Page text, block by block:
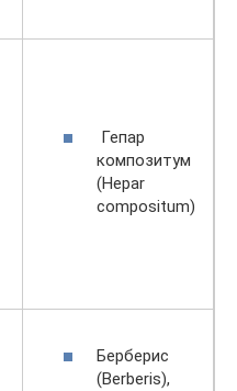
Гепар
композитум
(Hepar
compositum)
Берберис
(Berberis),